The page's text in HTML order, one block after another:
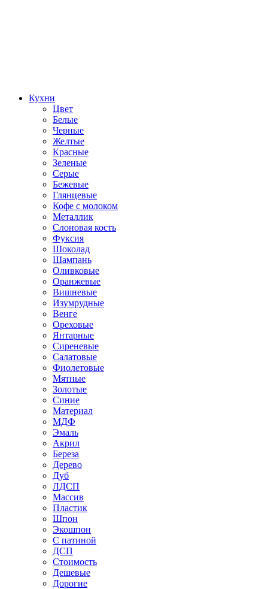
Кухни
Цвет
Белые
Черные
Желтые
Красные
Зеленые
Серые
Бежевые
Глянцевые
Кофе с молоком
Металлик
Слоновая кость
Фуксия
Шоколад
Шампань
Оливковые
Оранжевые
Вишневые
Изумрудные
Венге
Ореховые
Янтарные
Сиреневые
Салатовые
Фиолетовые
Мятные
Золотые
Синие
Материал
МДФ
Эмаль
Акрил
Береза
Дерево
Дуб
ЛДСП
Массив
Пластик
Шпон
Экошпон
С патиной
ДСП
Стоимость
Дешевые
Дорогие